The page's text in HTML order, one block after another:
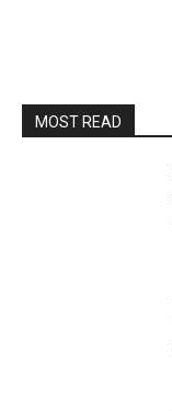
MOST READ